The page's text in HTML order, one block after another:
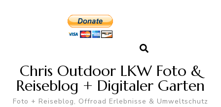
Chris Outdoor LKW Foto &
Reiseblog + Digitaler Garten
Foto + Reiseblog, Offroad Erlebnisse & Umweltschutz